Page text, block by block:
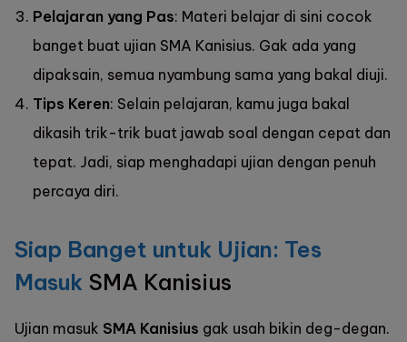
Pelajaran yang Pas: Materi belajar di sini cocok
banget buat ujian SMA Kanisius. Gak ada yang
dipaksain, semua nyambung sama yang bakal diuji.
Tips Keren: Selain pelajaran, kamu juga bakal
dikasih trik-trik buat jawab soal dengan cepat dan
tepat. Jadi, siap menghadapi ujian dengan penuh
percaya diri.
Siap Banget untuk Ujian: Tes
Masuk SMA Kanisius
Ujian masuk SMA Kanisius gak usah bikin deg-degan.